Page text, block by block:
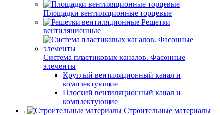
Площадки вентиляционные торцевые
Решетки
вентиляционные
Система пластиковых каналов. Фасонные
элементы
Круглый вентиляционный канал и
комплектующие
Плоский вентиляционный канал и
комплектующие
Строительные материалы